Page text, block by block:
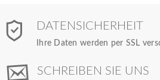
DATENSICHERHEIT
Ihre Daten werden per SSL
SCHREIBEN SIE UNS